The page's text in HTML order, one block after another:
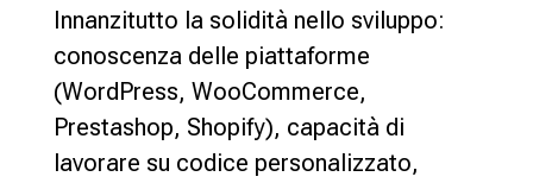
Innanzitutto la solidità nello sviluppo:
conoscenza delle piattaforme
(WordPress, WooCommerce,
Prestashop, Shopify), capacità di
lavorare su codice personalizzato,